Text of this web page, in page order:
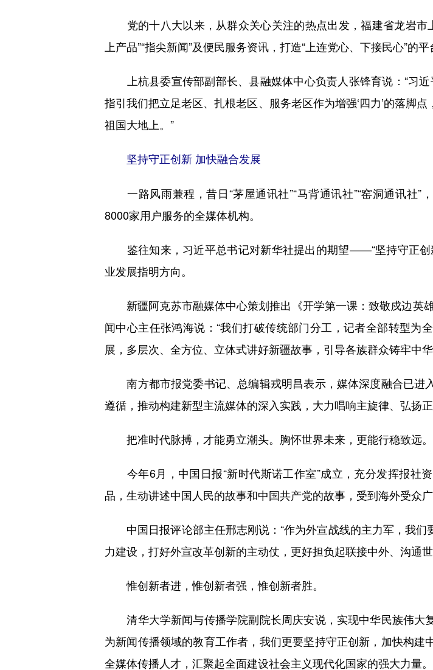
党的十八大以来，从群众关心关注的热点出发，福建省龙岩市
上产品”“指尖新闻”及便民服务资讯，打造“上连党心、下接民心”的平
上杭县委宣传部副部长、县融媒体中心负责人张锋育说：“习近
指引我们把立足老区、扎根老区、服务老区作为增强‘四力’的落脚
祖国大地上。”
坚持守正创新 加快融合发展
一路风雨兼程，昔日“茅屋通讯社”“马背通讯社”“窑洞通讯社”
8000家用户服务的全媒体机构。
鉴往知来，习近平总书记对新华社提出的期望——“坚持守正创
业发展指明方向。
新疆阿克苏市融媒体中心策划推出《开学第一课：致敬戍边英
闻中心主任张鸿海说：“我们打破传统部门分工，记者全部转型
展，多层次、全方位、立体式讲好新疆故事，引导各族群众铸牢中
南方都市报党委书记、总编辑戎明昌表示，媒体深度融合已进
遵循，推动构建新型主流媒体的深入实践，大力唱响主旋律、弘扬正
把准时代脉搏，才能勇立潮头。胸怀世界未来，更能行稳致远。
今年6月，中国日报“新时代斯诺工作室”成立，充分发挥报社
品，生动讲述中国人民的故事和中国共产党的故事，受到海外受众广
中国日报评论部主任邢志刚说：“作为外宣战线的主力军，我们
力建设，打好外宣改革创新的主动仗，更好担负起联接中外、沟通
惟创新者进，惟创新者强，惟创新者胜。
清华大学新闻与传播学院副院长周庆安说，实现中华民族伟大
为新闻传播领域的教育工作者，我们更要坚持守正创新，加快构
全媒体传播人才，汇聚起全面建设社会主义现代化国家的强大力量。